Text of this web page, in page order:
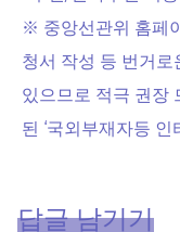
※ 중앙선관위 홈페
청서 작성 등 번거로
있으므로 적극 권장
된 ‘국외부재자등 인
답글 남기기